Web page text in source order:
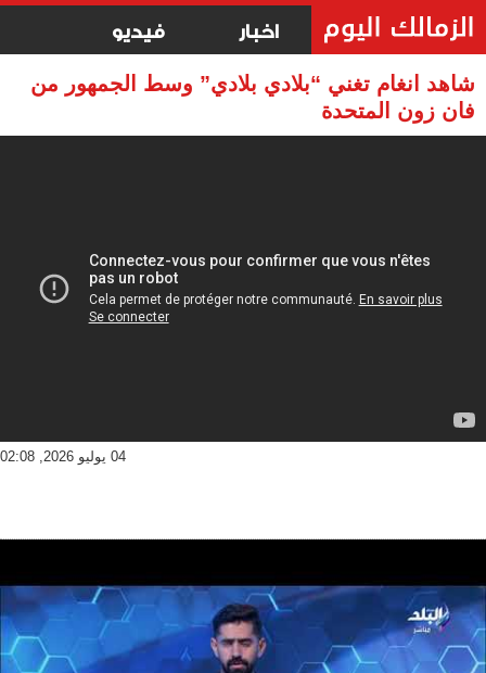
اخبار فيديو
شاهد انغام تغني “بلادي بلادي” وسط الجمهور من
فان زون المتحدة
04 يوليو 2026, 02:08